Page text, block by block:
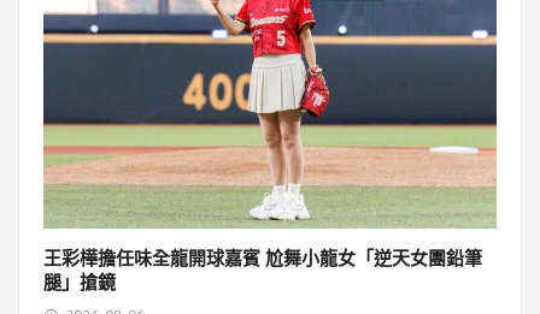
王彩樺擔任味全龍開球嘉賓 尬舞小龍女「逆天女團鉛筆
腿」搶鏡